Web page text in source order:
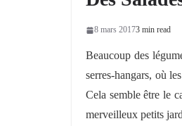
8 mars 20173 min read
Beaucoup des
serres-hangars, où
Cela semble être le
merveilleux petits